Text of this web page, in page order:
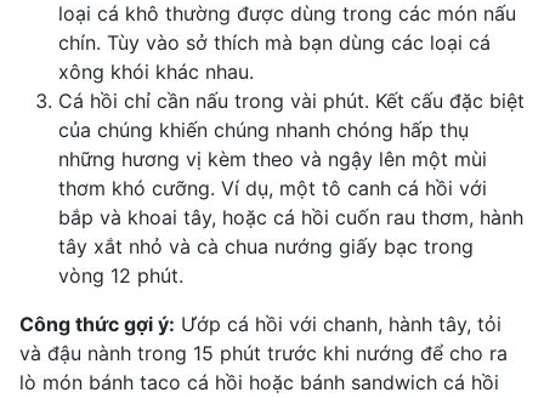
loại cá khô thường được dùng trong các món nấu
chín. Tùy vào sở thích mà bạn dùng các loại cá
xông khói khác nhau.
Cá hồi chỉ cần nấu trong vài phút. Kết cấu đặc biệt
của chúng khiến chúng nhanh chóng hấp thụ
những hương vị kèm theo và ngậy lên một mùi
thơm khó cưỡng. Ví dụ, một tô canh cá hồi với
bắp và khoai tây, hoặc cá hồi cuốn rau thơm, hành
tây xắt nhỏ và cà chua nướng giấy bạc trong
vòng 12 phút.
Công thức gợi ý: Ướp cá hồi với chanh, hành tây, tỏi
và đậu nành trong 15 phút trước khi nướng để cho ra
lò món bánh taco cá hồi hoặc bánh sandwich cá hồi